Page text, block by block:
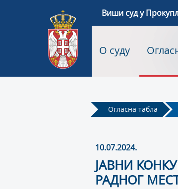
Виши суд у
О суду
Огласна табла
10.07.2024.
ЈАВНИ
РАДНОГ